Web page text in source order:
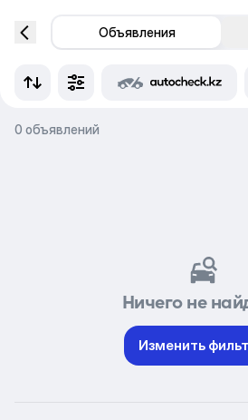
Объявления
0 объявлений
Ничего не
Изменить